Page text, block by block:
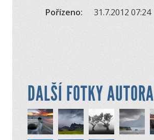
Pořízeno:
31.7.2012 07:24
DALŠÍ FOTKY AUTORA